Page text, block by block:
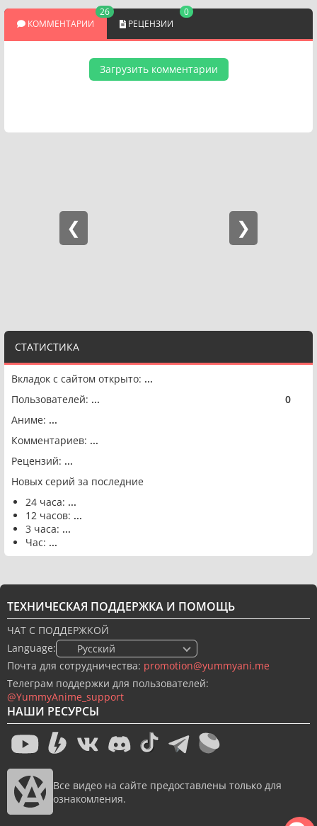
СТАТИСТИКА
Вкладок с сайтом открыто: ...
Пользователей: ... 0
Аниме: ...
Комментариев: ...
Рецензий: ...
Новых серий за последние
24 часа: ...
12 часов: ...
3 часа: ...
Час: ...
КОММЕНТАРИИ
26
РЕЦЕНЗИИ
0
Загрузить комментарии
НАШИ РЕСУРСЫ
Все видео на сайте предоставлены только для
ознакомления.
ТЕХНИЧЕСКАЯ ПОДДЕРЖКА И ПОМОЩЬ
ЧАТ С ПОДДЕРЖКОЙ
Language:
🇷🇺 Русский
Почта для сотрудничества: promotion@yummyani.me
Телеграм поддержки для пользователей:
@YummyAnime_support